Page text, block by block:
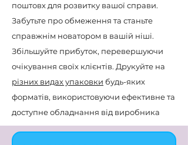
поштовх для розвитку вашої справи.
Забутьте про обмеження та станьте
справжнім новатором в вашій ніші.
Збільшуйте прибуток, перевершуючи
очікування своїх клієнтів. Друкуйте на
різних видах упаковки будь-яких
форматів, використовуючи ефективне та
доступне обладнання від виробника